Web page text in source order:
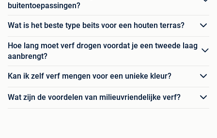
buitentoepassingen?
Wat is het beste type beits voor een houten terras?
Hoe lang moet verf drogen voordat je een tweede laag
aanbrengt?
Kan ik zelf verf mengen voor een unieke kleur?
Wat zijn de voordelen van milieuvriendelijke verf?